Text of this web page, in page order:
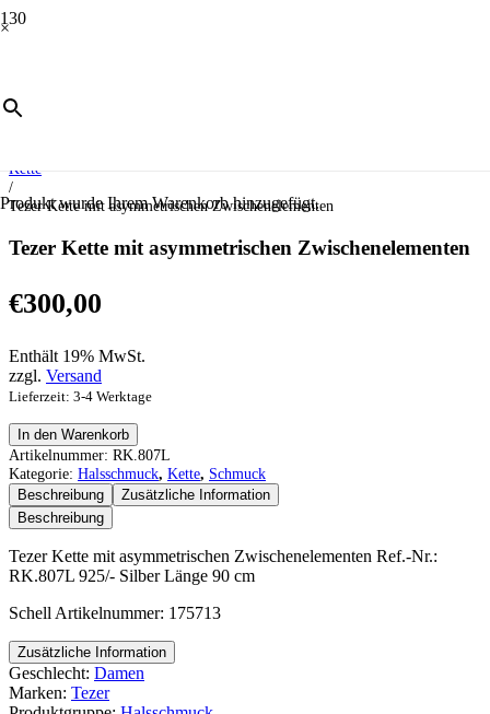
×
Produktwurde Ihrem Warenkorb hinzugefügt.
/
Kette
/
Tezer Kette mit asymmetrischen Zwischenelementen
Tezer Kette mit asymmetrischen Zwischenelementen
€300,00
Enthält 19% MwSt.
zzgl. Versand
Lieferzeit: 3-4 Werktage
Tezer
Kette
mit
asymmetrischen
Zwischenelementen
Menge
In den Warenkorb
Artikelnummer: RK.807L
Kategorie: Halsschmuck, Kette, Schmuck
Beschreibung
Zusätzliche Information
Beschreibung
Tezer Kette mit asymmetrischen Zwischenelementen Ref.-Nr.:
RK.807L 925/- Silber Länge 90 cm
Schell Artikelnummer: 175713
Zusätzliche Information
Geschlecht: Damen
Marken: Tezer